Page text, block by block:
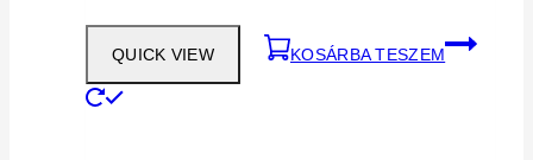
QUICK VIEW KOSÁRBA TESZEM